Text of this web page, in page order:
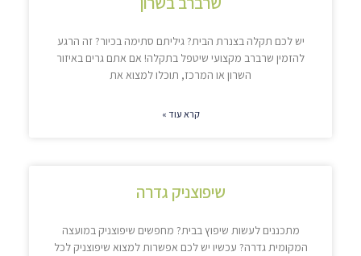
יש לכם תקלה בצנרת הבית? גיליתם סתימה בכיור? זה הרגע
להזמין שרברב מקצועי שיטפל בתקלה! אם אתם גרים באיזור
השרון או המרכז, תוכלו למצוא את
קרא עוד »
שיפוצניק גדרה
מתכננים לעשות שיפוץ בבית? מחפשים שיפוצניק במועצה
המקומית גדרה? עכשיו יש לכם אפשרות למצוא שיפוצניק לכל